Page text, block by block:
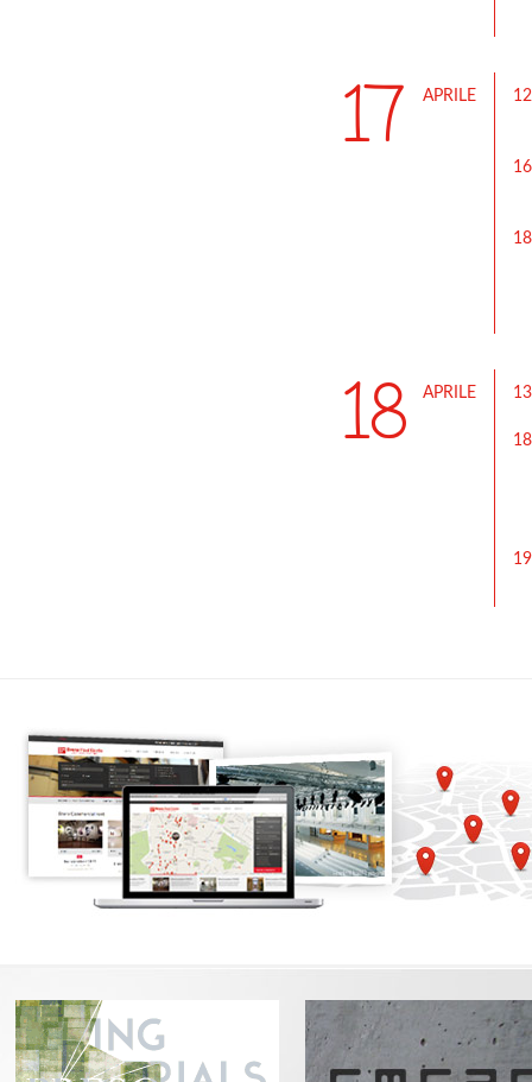
17 APRILE
18 APRILE